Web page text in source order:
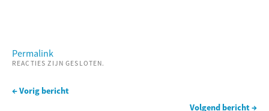
Permalink
REACTIES ZIJN GESLOTEN.
← Vorig bericht
Volgend bericht →